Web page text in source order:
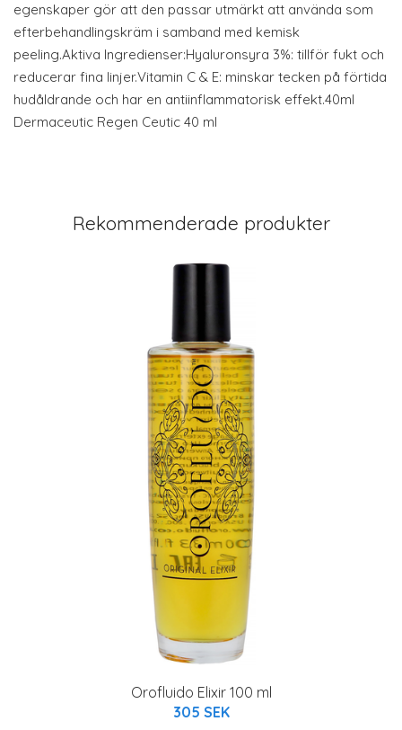
egenskaper gör att den passar utmärkt att använda som
efterbehandlingskräm i samband med kemisk
peeling.Aktiva Ingredienser:Hyaluronsyra 3%: tillför fukt och
reducerar fina linjer.Vitamin C & E: minskar tecken på förtida
hudåldrande och har en antiinflammatorisk effekt.40ml
Dermaceutic Regen Ceutic 40 ml
Rekommenderade produkter
Orofluido Elixir 100 ml
305 SEK